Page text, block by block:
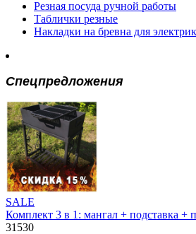
Резная посуда ручной работы
Таблички резные
Накладки на бревна для
Спецпредложения
SALE
Комплект 3 в 1: мангал + подставка +
31530